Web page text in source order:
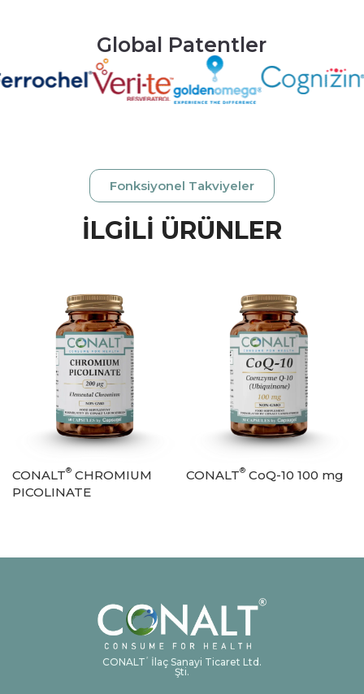
Global Patentler
Fonksiyonel Takviyeler
İLGİLİ ÜRÜNLER
CONALT® CHROMIUM
PICOLINATE
CONALT® CoQ-10 100 mg
CONALT İlaç Sanayi Ticaret Ltd.
Şti.